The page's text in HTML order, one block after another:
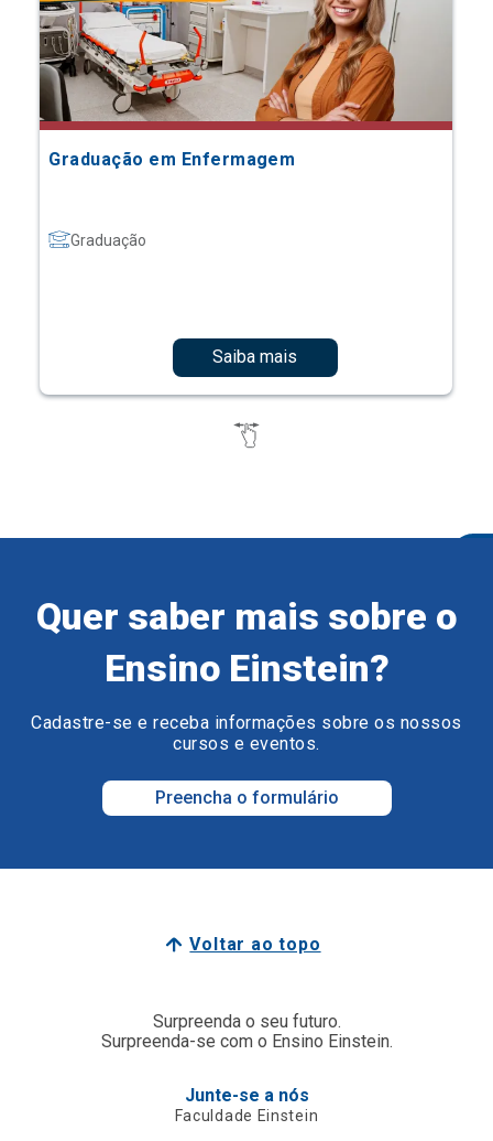
Graduação em Enfermagem
Graduação
Saiba mais
Quer saber mais sobre o
Ensino Einstein?
Cadastre-se e receba informações sobre os nossos
cursos e eventos.
Preencha o formulário
Voltar ao topo
Surpreenda o seu futuro.
Surpreenda-se com o Ensino Einstein.
Junte-se a nós
Faculdade Einstein